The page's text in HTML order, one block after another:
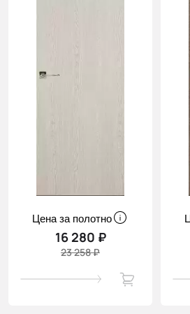
Цена за полотно
16 280 ₽
23 258 ₽